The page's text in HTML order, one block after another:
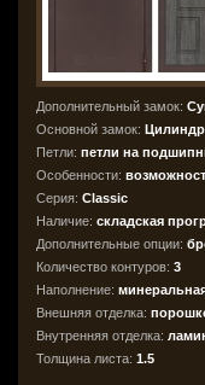
Дополнительный замок:
Основной замок:
Петли: петли на
Особенности:
Серия: Classic
Наличие: складская
Дополнительные опции:
Количество контуров: 3
Наполнение:
Внешняя отделка:
Внутренняя отделка:
Толщина листа: 1.5